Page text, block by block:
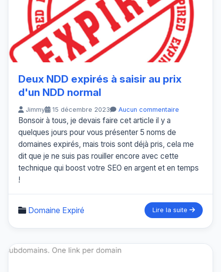
Deux NDD expirés à saisir au prix
d'un NDD normal
Jimmy 15 décembre 2023 Aucun commentaire
Bonsoir à tous, je devais faire cet article il y a
quelques jours pour vous présenter 5 noms de
domaines expirés, mais trois sont déjà pris, cela me
dit que je ne suis pas rouiller encore avec cette
technique qui boost votre SEO en argent et en temps
!
Domaine Expiré Lire la suite